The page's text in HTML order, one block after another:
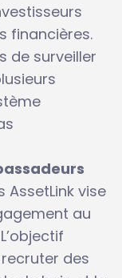
financières.
de surveiller
AssetLink vise
au
des